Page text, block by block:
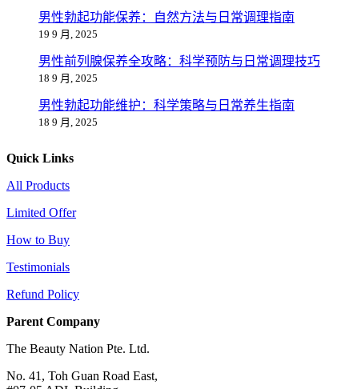
男性勃起功能保养：自然方法与日常调理指南
19 9 月, 2025
男性前列腺保养全攻略：科学预防与日常调理技巧
18 9 月, 2025
男性勃起功能维护：科学策略与日常养生指南
18 9 月, 2025
Quick Links
All Products
Limited Offer
How to Buy
Testimonials
Refund Policy
Parent Company
The Beauty Nation Pte. Ltd.
No. 41, Toh Guan Road East,